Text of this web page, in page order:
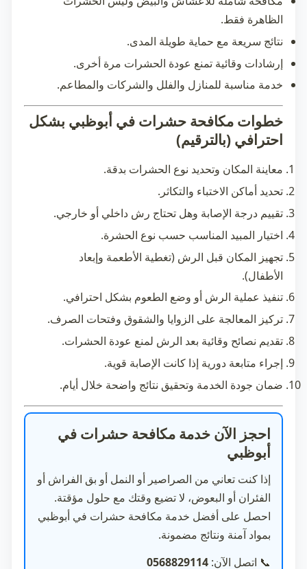
الظاهرة فقط.
نتائج سريعة مع حماية طويلة المدى.
إرشادات وقائية تمنع عودة الحشرات مرة أخرى.
خدمة مناسبة للمنازل والفلل والشركات والمطاعم.
خطوات مكافحة حشرات في أبوظبي بشكل
احترافي (بالترقيم)
معاينة المكان وتحديد نوع الحشرات بدقة.
تحديد أماكن الاختباء والتكاثر.
تقييم درجة الإصابة وهل تحتاج رش داخلي أو خارجي.
اختيار المبيد المناسب حسب نوع الحشرة.
تجهيز المكان قبل الرش (تغطية الأطعمة وإبعاد
الأطفال).
تنفيذ عملية الرش أو وضع الطعوم بشكل احترافي.
تركيز المعالجة على الزوايا والشقوق وفتحات الصرف.
تقديم نصائح وقائية بعد الرش لمنع عودة الحشرات.
إجراء متابعة دورية إذا كانت الإصابة قوية.
ضمان جودة الخدمة وتحقيق نتائج واضحة خلال أيام.
احجز الآن خدمة مكافحة حشرات في
أبوظبي
إذا كنت تعاني من الصراصير أو النمل أو بق الفراش أو
الفئران أو البعوض، لا تضيع وقتك مع حلول مؤقتة.
احصل على أفضل خدمة مكافحة حشرات في أبوظبي
بمواد آمنة ونتائج مضمونة.
📞 اتصل الآن: 0568829114